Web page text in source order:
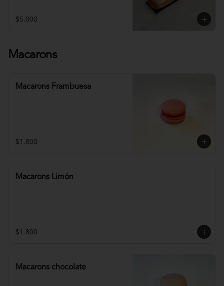
$5.000
Macarons
Macarons Frambuesa
$1.800
Macarons Limón
$1.800
Macarons chocolate